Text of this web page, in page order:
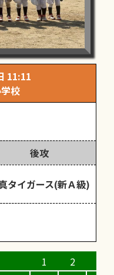
11:11
校
後攻
タイガース(新Ａ級)